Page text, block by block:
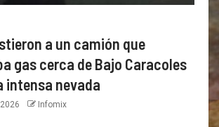
a un camión que
gas cerca de Bajo Caracoles
intensa nevada
Infomix